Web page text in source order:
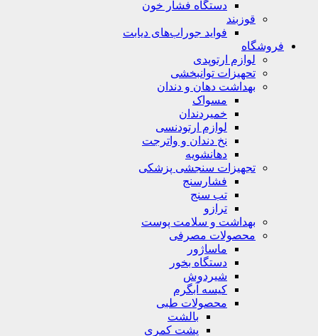
دستگاه فشار خون
قوزبند
فواید جوراب‌های دیابت
فروشگاه
لوازم ارتوپدی
تحهیزات توانبخشی
بهداشت دهان و دندان
مسواک
خمیردندان
لوازم ارتودنسی
نخ دندان و واترجت
دهانشویه
تجهیزات سنجشی پزشکی
فشارسنج
تب سنج
ترازو
بهداشت و سلامت پوست
محصولات مصرفی
ماساژور
دستگاه بخور
شیردوش
کیسه آبگرم
محصولات طبی
بالشت
پشت کمری